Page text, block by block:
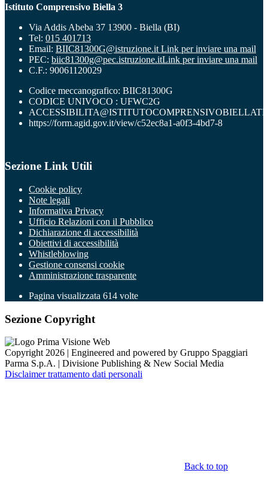
Istituto Comprensivo Biella 3
Via Addis Abeba 37 13900 - Biella (BI)
Tel: 015 401713
Email: BIIC81300G@istruzione.it Link per inviare una mail
PEC: biic81300g@pec.istruzione.itLink per inviare una mail
C.F.: 90061120029
Codice meccanografico: BIIC81300G
CODICE UNIVOCO : UFWC2G
https://form.agid.gov.it/view/c52ec8a1-a0f3-4bd7-8
Sezione Link Utili
Cookie policy
Note legali
Informativa Privacy
Ufficio Relazioni con il Pubblico
Dichiarazione di accessibilità
Obiettivi di accessibilità
Whistleblowing
Gestione consensi cookie
Amministrazione trasparente
Pagina visualizzata 614 volte
Sezione Copyright
Copyright 2026 | Engineered and powered by Gruppo Spaggiari
Parma S.p.A. | Divisione Publishing & New Social Media
Disclaimer trattamento dati personali
Back to top